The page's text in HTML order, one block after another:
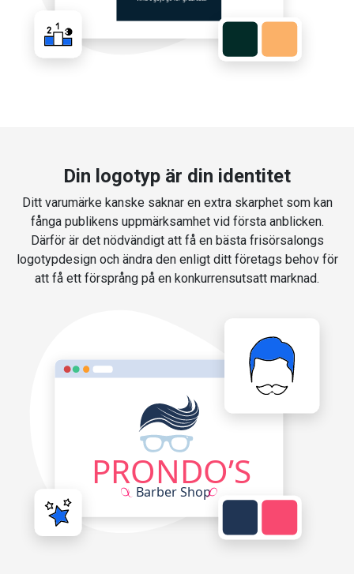
Din logotyp är din identitet
Ditt varumärke kanske saknar en extra skarphet som kan
fånga publikens uppmärksamhet vid första anblicken.
Därför är det nödvändigt att få en bästa frisörsalongs
logotypdesign och ändra den enligt ditt företags behov för
att få ett försprång på en konkurrensutsatt marknad.